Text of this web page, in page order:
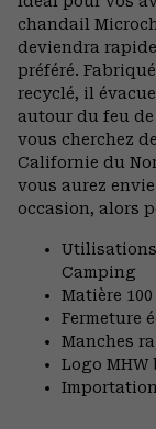
chandail
deviendra
préféré.
recyclé, il
autour du feu
vous cherchez
Californie du
vous aurez
occasion, alors
Camping
Matière
Fermeture
Manches
Logo MHW
Importation